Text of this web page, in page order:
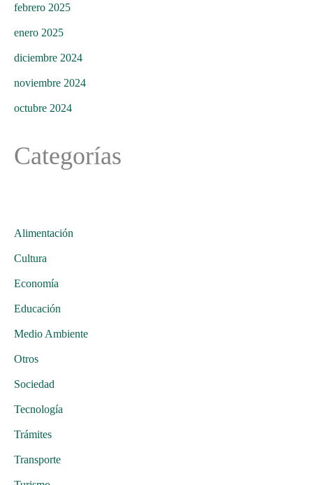
febrero 2025
enero 2025
diciembre 2024
noviembre 2024
octubre 2024
Categorías
Alimentación
Cultura
Economía
Educación
Medio Ambiente
Otros
Sociedad
Tecnología
Trámites
Transporte